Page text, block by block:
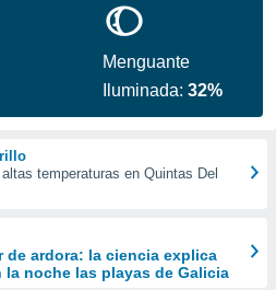
Menguante
Iluminada:32%
temperaturas en Quintas Del
de ardora: la ciencia explica
la noche las playas de Galicia